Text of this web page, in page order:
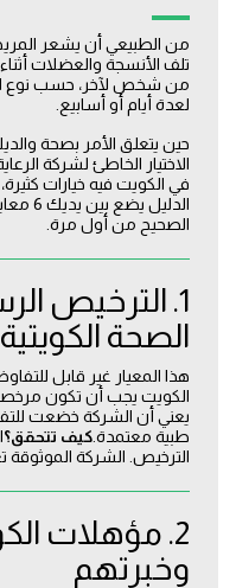
من الطبيعي أن يشعر
تلف الأنسجة والعضلات
من شخص لآخر، حسب نوع
لعدة أيام أو أسابيع.
حين يتعلق الأمر بصحة
الاختيار الخاطئ لشركة
في الكويت فيه خيارات
الصحيح من أول مرة.
1. الترخيص
الصحة الكويتية
هذا المعيار غير قابل
الكويت يجب أن تكون
يعني أن الشركة خضعت
طبية معتمدة.كيف تتحقق؟
الترخيص. الشركة
2. مؤهلات
وخبرتهم